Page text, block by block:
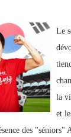
Le
la
et
des